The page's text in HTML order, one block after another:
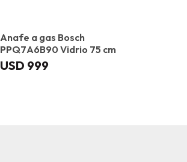
Anafe a gas Bosch
PPQ7A6B90 Vidrio 75 cm
USD 999